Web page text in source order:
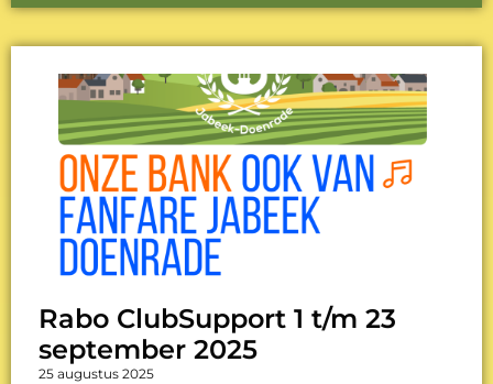
Rabo ClubSupport 1 t/m 23
september 2025
25 augustus 2025